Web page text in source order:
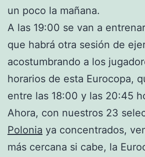
un poco la mañana.
A las 19:00 se van a
que habrá otra sesión de
acostumbrando a los
horarios de esta Eurocopa,
entre las 18:00 y las 20:45
Ahora, con nuestros 23
Polonia ya concentrados,
más cercana si cabe, la